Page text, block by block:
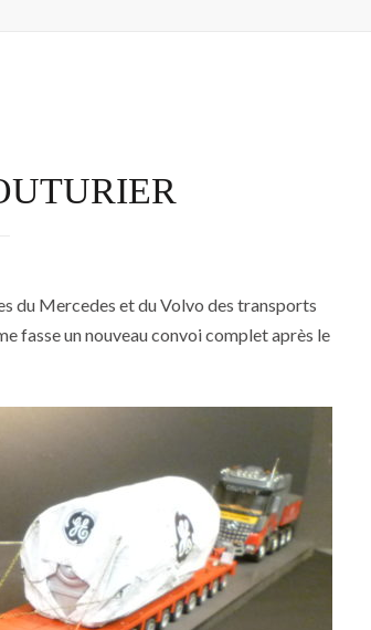
du Mercedes et du Volvo des transports
fasse un nouveau convoi complet après le